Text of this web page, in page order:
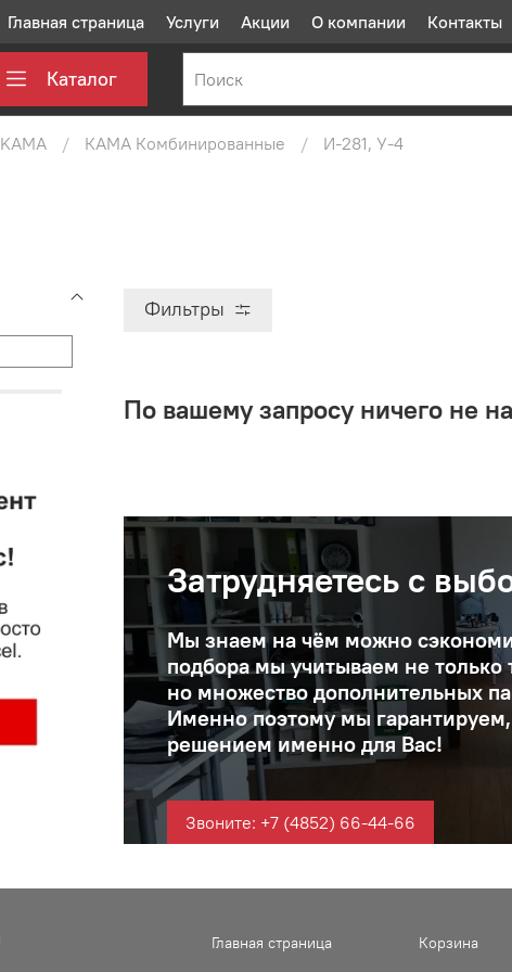
Главная страница Услуги Акции О компании Контакты
Каталог
KAMA КАМА Комбинированные И-281, У-4
Фильтры
По вашему запросу ничего не
Затрудняетесь с
Мы знаем на чём можно
подбора мы учитываем не
но множество дополнительных
Именно поэтому мы
решением именно для Вас!
Звоните: +7 (4852) 66-44-66
Главная страница
Корзина